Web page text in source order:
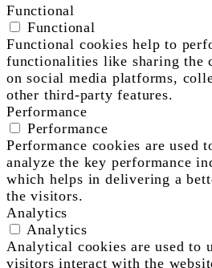
Functional
Functional
Functional cookies help to
functionalities like sharing the
on social media platforms,
other third-party features.
Performance
Performance
Performance cookies are used
analyze the key performance
which helps in delivering a
the visitors.
Analytics
Analytics
Analytical cookies are used to
visitors interact with the